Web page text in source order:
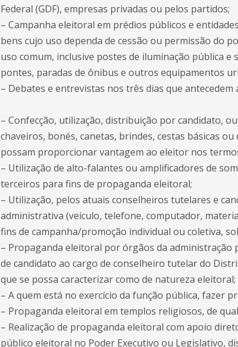
Federal (GDF), empresas privadas ou pelos partidos;
– Campanha eleitoral em prédios públicos e
bens cujo uso dependa de cessão ou permissão do
uso comum, inclusive postes de iluminação pública
pontes, paradas de ônibus e outros equipamentos
– Debates e entrevistas nos três dias que antecedem
– Confecção, utilização, distribuição por candidato,
chaveiros, bonés, canetas, brindes, cestas básicas
possam proporcionar vantagem ao eleitor nos
– Utilização de alto-falantes ou amplificadores de
terceiros para fins de propaganda eleitoral;
– Utilização, pelos atuais conselheiros tutelares e
administrativa (veículo, telefone, computador,
fins de campanha/promoção individual ou coletiva,
– Propaganda eleitoral por órgãos da
de candidato ao cargo de conselheiro tutelar do
que se possa caracterizar como de natureza eleitoral;
– A quem está no exercício da função pública, fazer
– Propaganda eleitoral em templos religiosos, de
– Realização de propaganda eleitoral com apoio
público eleitoral no Poder Executivo ou Legislativo,